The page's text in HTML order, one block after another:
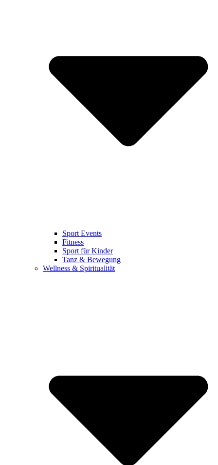
Sport Events
Fitness
Sport für Kinder
Tanz & Bewegung
Wellness & Spiritualität